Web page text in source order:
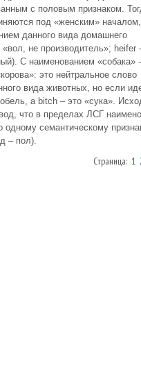
с половым признаком.
под «женским»
данного вида домашнего
не производитель»; heifer
С наименованием «собака»
это нейтральное слово
вида животных, но если
а bitch – это «сука».
что в пределах ЛСГ
семантическому
– пол).
Страница: 1